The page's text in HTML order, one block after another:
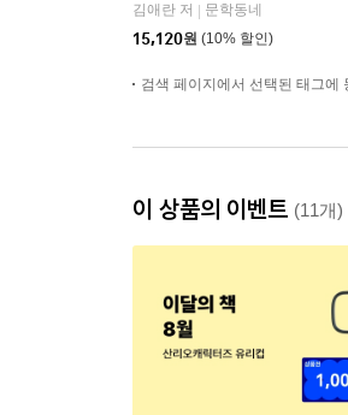
김애란 저
문학동네
15,120원 (10% 할인)
검색 페이지에서 선택된 태그
이 상품의 이벤트 (11개)